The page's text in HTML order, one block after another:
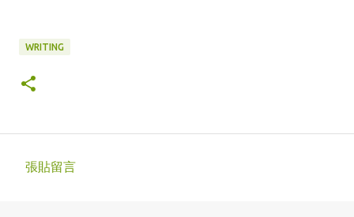
WRITING
張貼留言